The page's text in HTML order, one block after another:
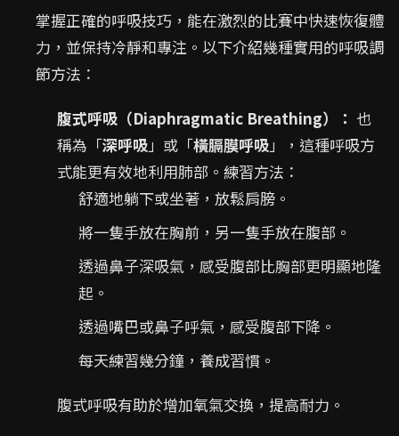
掌握正確的呼吸技巧，能在激烈的比賽中快速恢復體
力，並保持冷靜和專注。以下介紹幾種實用的呼吸調
節方法：
腹式呼吸（Diaphragmatic Breathing）： 也
稱為「深呼吸」或「橫膈膜呼吸」，這種呼吸方
式能更有效地利用肺部。練習方法：
舒適地躺下或坐著，放鬆肩膀。
將一隻手放在胸前，另一隻手放在腹部。
透過鼻子深吸氣，感受腹部比胸部更明顯地隆
起。
透過嘴巴或鼻子呼氣，感受腹部下降。
每天練習幾分鐘，養成習慣。
腹式呼吸有助於增加氧氣交換，提高耐力。